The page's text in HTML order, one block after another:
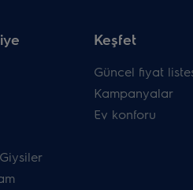
Keşfet
Güncel fiyat
Kampanyalar
Ev konforu